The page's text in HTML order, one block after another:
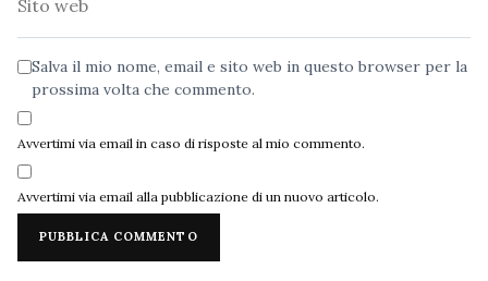
Salva il mio nome, email e sito web in questo browser per la
prossima volta che commento.
Avvertimi via email in caso di risposte al mio commento.
Avvertimi via email alla pubblicazione di un nuovo articolo.